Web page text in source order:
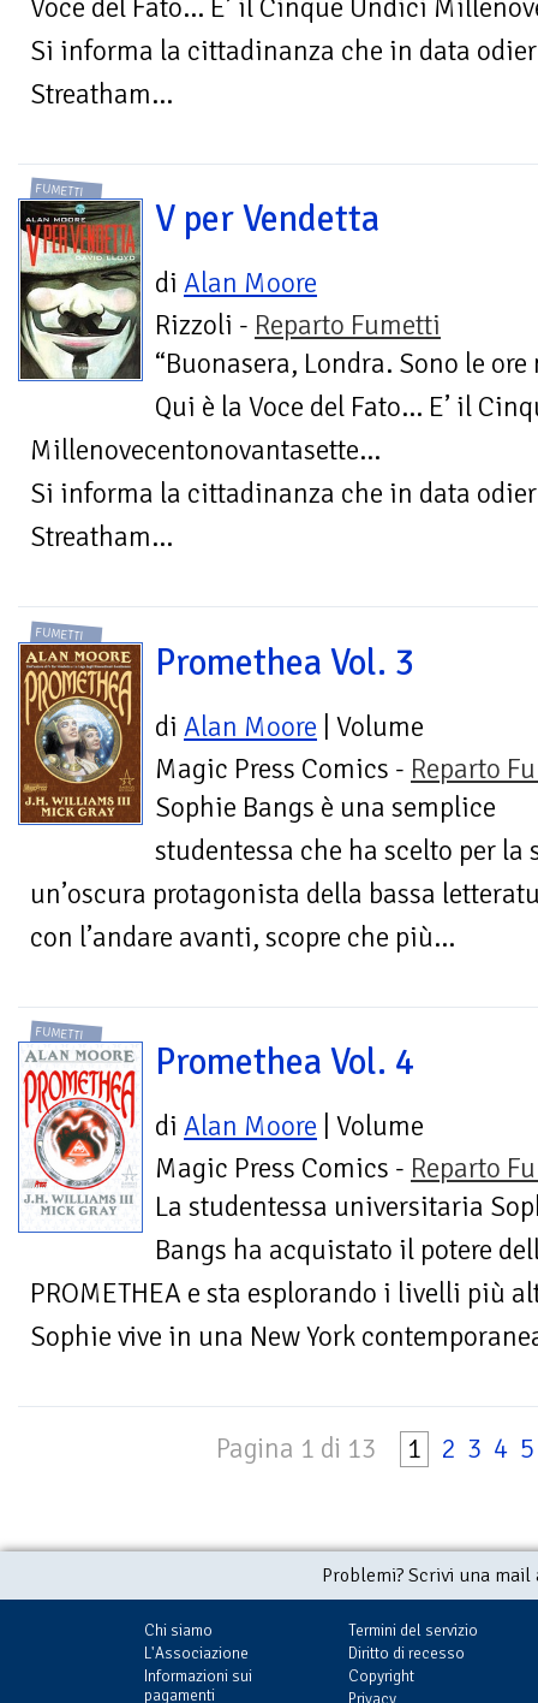
Voce del Fato… E’ il Cinque Undici
Si informa la cittadinanza che in data
Streatham...
FUMETTI
V per Vendetta
di Alan Moore
Rizzoli - Reparto Fumetti
“Buonasera, Londra. Sono le ore
Qui è la Voce del Fato… E’ il
Millenovecentonovantasette…
Si informa la cittadinanza che in data
Streatham...
FUMETTI
Promethea Vol. 3
di Alan Moore | Volume
Magic Press Comics - Reparto
Sophie Bangs è una semplice
studentessa che ha scelto per
un’oscura protagonista della bassa
con l’andare avanti, scopre che più...
FUMETTI
Promethea Vol. 4
di Alan Moore | Volume
Magic Press Comics - Reparto
La studentessa universitaria
Bangs ha acquistato il potere
PROMETHEA e sta esplorando i livelli più
Sophie vive in una New York
Pagina 1 di 13 1 2 3 4 5
Problemi? Scrivi una
Chi siamo
L'Associazione
Informazioni sui
pagamenti
Termini del servizio
Diritto di recesso
Copyright